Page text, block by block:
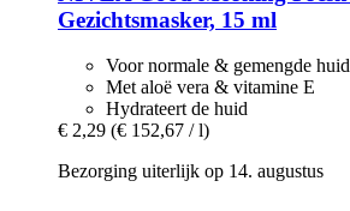
Gezichtsmasker, 15 ml
Voor normale & gemengde huid
Met aloë vera & vitamine E
Hydrateert de huid
€ 2,29 (€ 152,67 / l)
Bezorging uiterlijk op 14. augustus